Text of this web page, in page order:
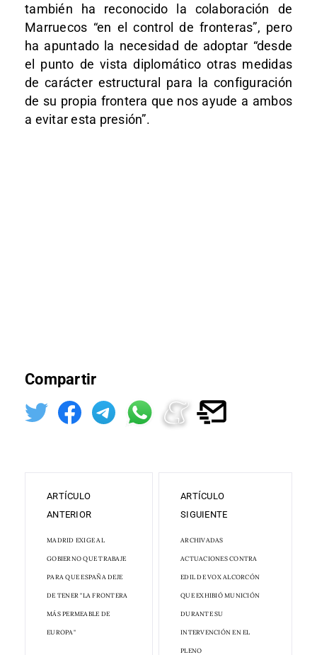
también ha reconocido la colaboración de
Marruecos “en el control de fronteras”, pero
ha apuntado la necesidad de adoptar “desde
el punto de vista diplomático otras medidas
de carácter estructural para la configuración
de su propia frontera que nos ayude a ambos
a evitar esta presión”.
Compartir
ARTÍCULO
ANTERIOR
MADRID EXIGE AL
GOBIERNO QUE TRABAJE
PARA QUE ESPAÑA DEJE
DE TENER "LA FRONTERA
MÁS PERMEABLE DE
EUROPA"
ARTÍCULO
SIGUIENTE
ARCHIVADAS
ACTUACIONES CONTRA
EDIL DE VOX ALCORCÓN
QUE EXHIBIÓ MUNICIÓN
DURANTE SU
INTERVENCIÓN EN EL
PLENO